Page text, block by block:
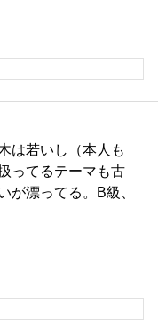
は若いし（本人も
ってるテーマも古
が漂ってる。B級、